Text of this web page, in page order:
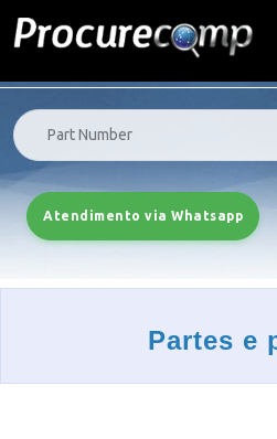
Atendimento via Whatsapp
Partes e